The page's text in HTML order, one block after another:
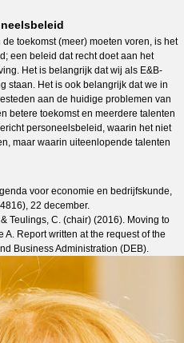
toekomst (meer) moeten voren, is het
een beleid dat recht doet aan het
Het is belangrijk dat wij als E&B-
staan. Het is ook belangrijk dat we in
aan de huidige problemen van
betere toekomst en meerdere talenten
personeelsbeleid, waarin het niet
maar waarin uiteenlopende talenten
voor economie en bedrijfskunde,
22 december.
Teulings, C. (chair) (2016). Moving to
Report written at the request of the
Business Administration (DEB).